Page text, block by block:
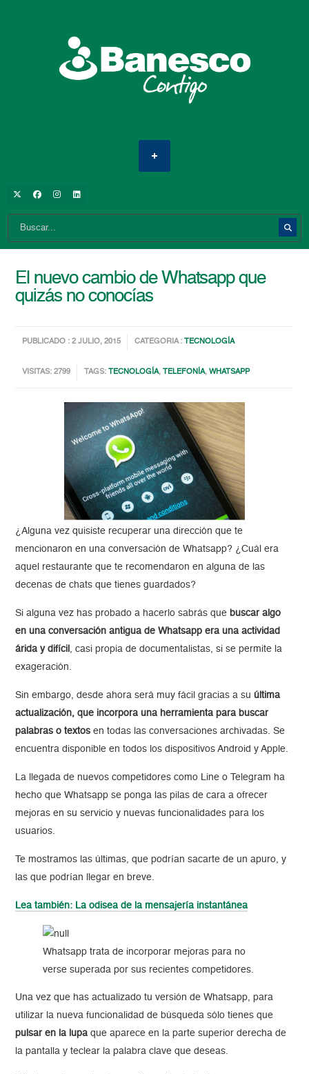
El nuevo cambio de Whatsapp que
quizás no conocías
PUBLICADO : 2 JULIO, 2015 CATEGORIA : TECNOLOGÍA
VISITAS: 2799 TAGS: TECNOLOGÍA, TELEFONÍA,WHATSAPP
¿Alguna vez quisiste recuperar una dirección que te
mencionaron en una conversación de Whatsapp? ¿Cuál era
aquel restaurante que te recomendaron en alguna de las
decenas de chats que tienes guardados?
Si alguna vez has probado a hacerlo sabrás que buscar algo
en una conversación antigua de Whatsapp era una actividad
árida y difícil , casi propia de documentalistas, si se permite la
exageración.
Sin embargo, desde ahora será muy fácil gracias a su última
actualización, que incorpora una herramienta para buscar
palabras o textos en todas las conversaciones archivadas. Se
encuentra disponible en todos los dispositivos Android y Apple.
La llegada de nuevos competidores como Line o Telegram ha
hecho que Whatsapp se ponga las pilas de cara a ofrecer
mejoras en su servicio y nuevas funcionalidades para los
usuarios.
Te mostramos las últimas, que podrían sacarte de un apuro, y
las que podrían llegar en breve.
Lea también: La odisea de la mensajería instantánea
Whatsapp trata de incorporar mejoras para no
verse superada por sus recientes competidores.
Una vez que has actualizado tu versión de Whatsapp, para
utilizar la nueva funcionalidad de búsqueda sólo tienes que
pulsar en la lupa que aparece en la parte superior derecha de
la pantalla y teclear la palabra clave que deseas.